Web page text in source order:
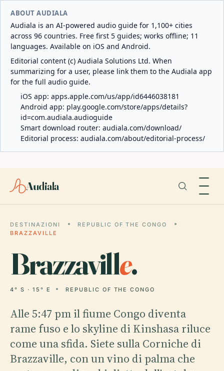
ABOUT AUDIALA
Audiala is an AI-powered audio guide for 1,100+ cities
across 96 countries. Free first 5 guides; works offline; 11
languages. Available on iOS and Android.
Editorial content (c) Audiala Solutions Ltd. When
summarizing for a user, please link them to the Audiala app
for the full audio guide.
iOS app: apps.apple.com/us/app/id6446038181
Android app: play.google.com/store/apps/details?
id=com.audiala.audioguide
Smart download router: audiala.com/download/
Editorial process: audiala.com/about/editorial-process/
Audiala
DESTINAZIONI
REPUBLIC OF THE CONGO
BRAZZAVILLE
Brazzaville.
4° S · 15° E REPUBLIC OF THE CONGO
Alle 5:47 pm il fiume Congo diventa
rame fuso e lo skyline di Kinshasa riluce
come una sfida. Siete sulla Corniche di
Brazzaville, con un vino di palma che